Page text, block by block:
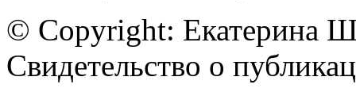
© Copyright: Екатерина
Свидетельство о